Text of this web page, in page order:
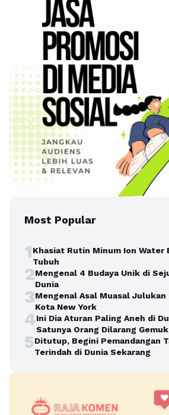
Most Popular
1Khasiat Rutin Minum Ion Water
Tubuh
2Mengenal 4 Budaya Unik di
Dunia
3Mengenal Asal Muasal Julukan
Kota New York
4Ini Dia Aturan Paling Aneh di
Satunya Orang Dilarang Gemuk
5Ditutup, Begini Pemandangan
Terindah di Dunia Sekarang